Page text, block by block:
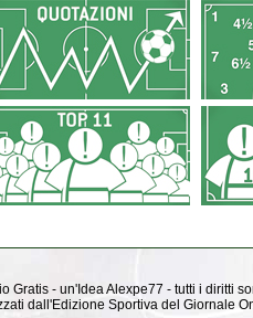
Gratis - un'Idea Alexpe77 - tutti i diritti
dall'Edizione Sportiva del Giornale